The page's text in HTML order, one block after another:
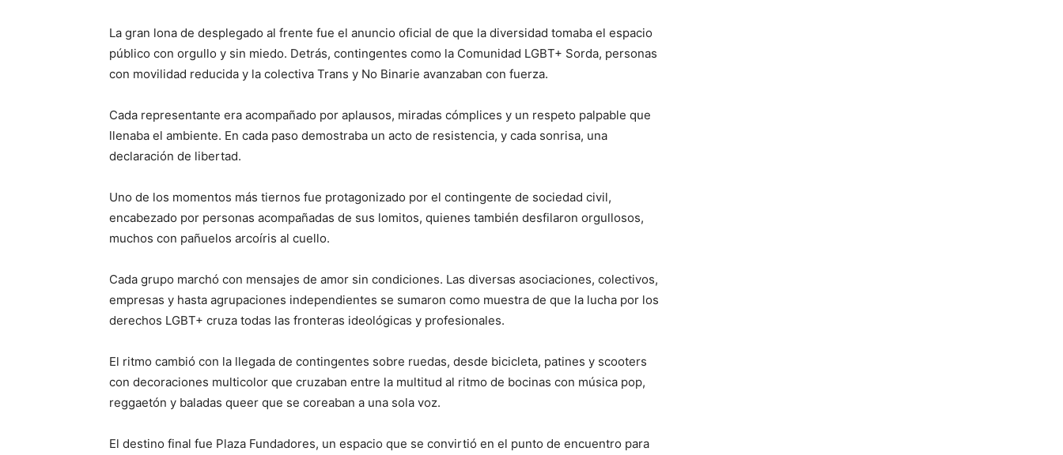
La gran lona de desplegado al frente fue el anuncio oficial de que la diversidad tomaba el espacio
público con orgullo y sin miedo. Detrás, contingentes como la Comunidad LGBT+ Sorda, personas
con movilidad reducida y la colectiva Trans y No Binarie avanzaban con fuerza.
Cada representante era acompañado por aplausos, miradas cómplices y un respeto palpable que
llenaba el ambiente. En cada paso demostraba un acto de resistencia, y cada sonrisa, una
declaración de libertad.
Uno de los momentos más tiernos fue protagonizado por el contingente de sociedad civil,
encabezado por personas acompañadas de sus lomitos, quienes también desfilaron orgullosos,
muchos con pañuelos arcoíris al cuello.
Cada grupo marchó con mensajes de amor sin condiciones. Las diversas asociaciones, colectivos,
empresas y hasta agrupaciones independientes se sumaron como muestra de que la lucha por los
derechos LGBT+ cruza todas las fronteras ideológicas y profesionales.
El ritmo cambió con la llegada de contingentes sobre ruedas, desde bicicleta, patines y scooters
con decoraciones multicolor que cruzaban entre la multitud al ritmo de bocinas con música pop,
reggaetón y baladas queer que se coreaban a una sola voz.
El destino final fue Plaza Fundadores, un espacio que se convirtió en el punto de encuentro para